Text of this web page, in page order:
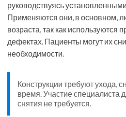
руководствуясь
Применяются они, в основном,
возраста, так как используются
дефектах. Пациенты могут их
необходимости.
Конструкции требуют ухода,
время. Участие специалиста
снятия не требуется.